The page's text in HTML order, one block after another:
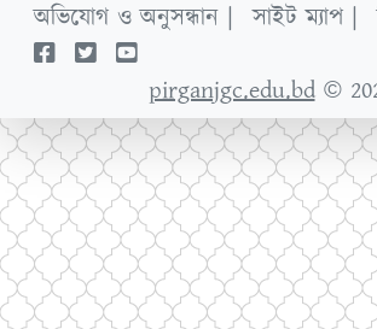
অভিযোগ ও অনুসন্ধান | সাইট ম্যাপ |
pirganjgc.edu.bd©